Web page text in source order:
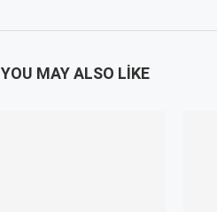
YOU MAY ALSO LIKE